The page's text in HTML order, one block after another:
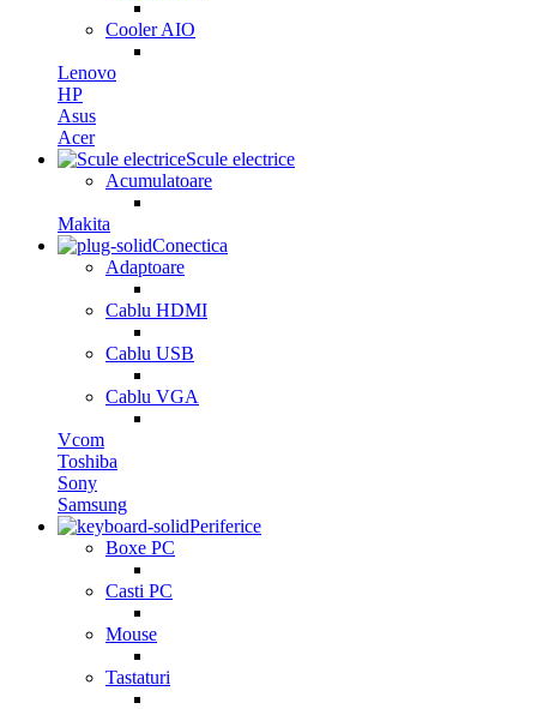
Cooler AIO
Lenovo
HP
Asus
Acer
Scule electrice
Acumulatoare
Makita
Conectica
Adaptoare
Cablu HDMI
Cablu USB
Cablu VGA
Vcom
Toshiba
Sony
Samsung
Periferice
Boxe PC
Casti PC
Mouse
Tastaturi